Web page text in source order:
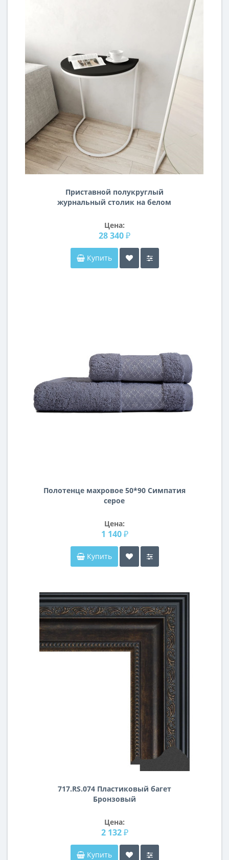
Приставной полукруглый
журнальный столик на белом
деревянной столешницей BN091
Цена:
28 340 ₽
Купить
Полотенце махровое 50*90 Симпатия
серое
Цена:
1 140 ₽
Купить
717.RS.074 Пластиковый багет
Бронзовый
Цена:
2 132 ₽
Купить